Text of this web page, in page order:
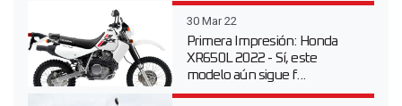
30 Mar 22
Primera Impresión: Honda
XR650L 2022 - Sí, este
modelo aún sigue f...